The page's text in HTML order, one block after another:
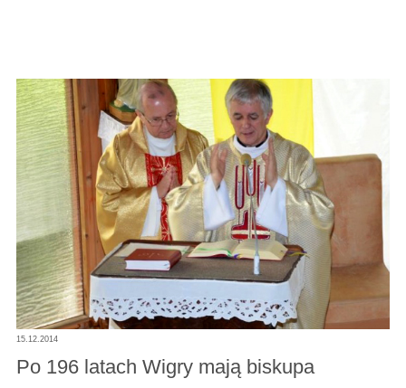
15.12.2014
Po 196 latach Wigry mają biskupa